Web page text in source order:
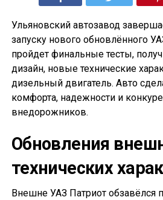
Ульяновский автозавод
запуску нового обновлённого
пройдет финальные тесты,
дизайн, новые технические
дизельный двигатель. Авто
комфорта, надежности и
внедорожников.
Обновления
технических
Внешне УАЗ Патриот обзавёлся